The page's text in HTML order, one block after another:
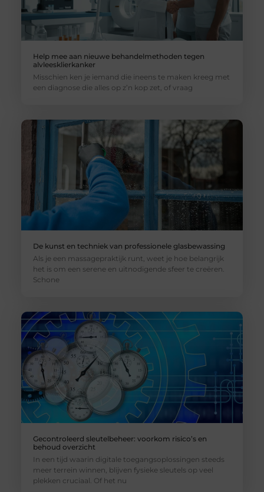
Help mee aan nieuwe behandelmethoden tegen
alvleesklierkanker
Misschien ken je iemand die ineens te maken kreeg met
een diagnose die alles op z’n kop zet, of vraag
De kunst en techniek van professionele glasbewassing
Als je een massagepraktijk runt, weet je hoe belangrijk
het is om een serene en uitnodigende sfeer te creëren.
Schone
Gecontroleerd sleutelbeheer: voorkom risico’s en
behoud overzicht
In een tijd waarin digitale toegangsoplossingen steeds
meer terrein winnen, blijven fysieke sleutels op veel
plekken cruciaal. Of het nu